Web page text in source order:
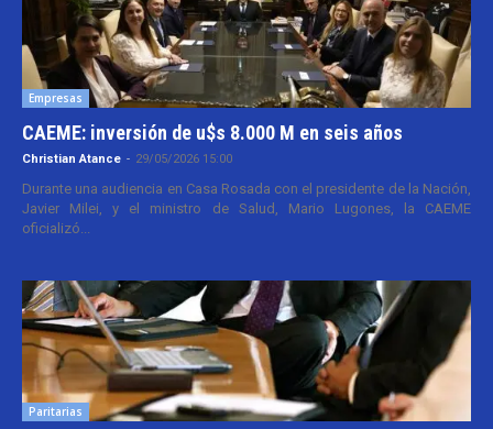
Empresas
CAEME: inversión de u$s 8.000 M en seis años
Christian Atance - 29/05/2026 15:00
Durante una audiencia en Casa Rosada con el presidente de la Nación,
Javier Milei, y el ministro de Salud, Mario Lugones, la CAEME
oficializó...
Paritarias